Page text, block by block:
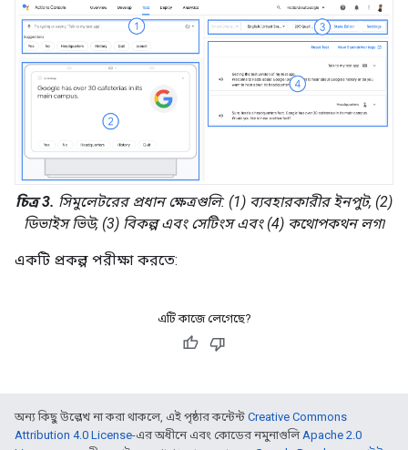
চিত্র 3. সিমুলেটরের প্রধান ক্ষেত্রগুলি: (1) ব্যবহারকারীর ইনপুট, (2)
ডিভাইস ভিউ, (3) বিকল্প এবং সেটিংস এবং (4) কথোপকথন লগ৷
একটি প্রকল্প পরীক্ষা করতে:
এটি কাজে লেগেছে?
অন্য কিছু উল্লেখ না করা থাকলে, এই পৃষ্ঠার কন্টেন্ট Creative Commons
Attribution 4.0 License-এর অধীনে এবং কোডের নমুনাগুলি Apache 2.0